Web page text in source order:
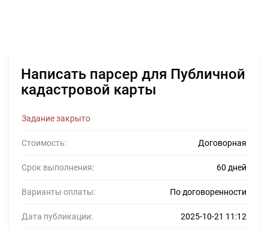
Написать парсер для Публичной
кадастровой карты
Задание закрыто
Стоимость: Договорная
Срок выполнения: 60 дней
Варианты оплаты: По договоренности
Дата публикации: 2025-10-21 11:12